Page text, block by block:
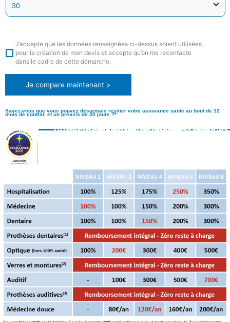
Savez-vous que vous pouvez désormais résilier votre assurance santé au bout de 12
mois de contrat, et un préavis de 30 jours ?*
Exemples de garanties avec notre offre LIBERTEO 100% SANTÉ, l’une des meilleures mutuelles**
J’accepte que les données renseignées ci-dessus soient utilisées
pour la création de mon devis et accepte qu’on me recontacte
dans le cadre de cette démarche.
Je compare maintenant >